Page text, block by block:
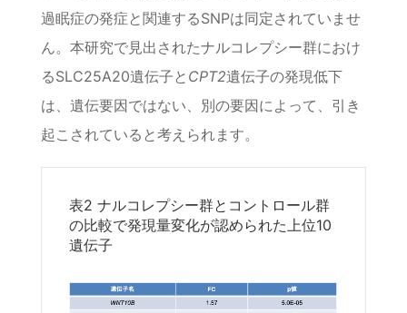
過眠症の発症と関連するSNPは同定されていませ
ん。本研究で見出されたナルコレプシー群におけ
るSLC25A20遺伝子と CPT2遺伝子の発現低下
は、遺伝要因ではない、別の要因によって、引き
起こされていると考えられます。
表2 ナルコレプシー群とコントロール群
の比較で発現量変化が認められた上位10
遺伝子